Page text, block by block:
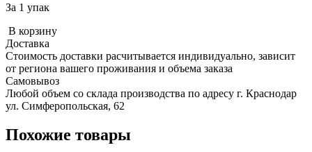
За 1 упак
В корзину
Доставка
Стоимость доставки расчитывается индивидуально, зависит
от региона вашего проживания и объема заказа
Самовывоз
Любой объем со склада производства по адресу г. Краснодар
ул. Симферопольская, 62
Похожие товары